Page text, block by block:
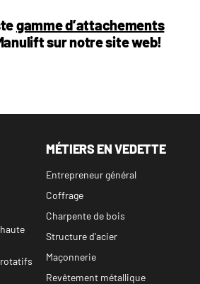
gamme d’attachements
sur notre site web!
MÉTIERS EN VEDETTE
Entrepreneur général
Coffrage
Charpente de bois
Structure d'acier
Maçonnerie
Revêtement métallique